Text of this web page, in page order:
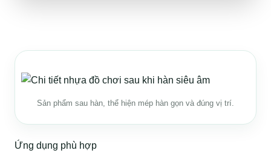
Sản phẩm sau hàn, thể hiện mép hàn gọn và đúng vị trí.
Ứng dụng phù hợp